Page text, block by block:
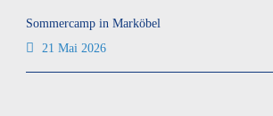
Sommercamp in Marköbel
21 Mai 2026